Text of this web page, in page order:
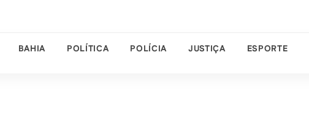
BAHIA POLÍTICA POLÍCIA JUSTIÇA ESPORTE